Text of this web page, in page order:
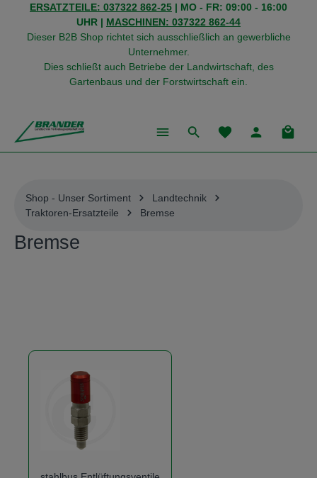
springen
ERSATZTEILE: 037322 862-25 | MO - FR: 09:00 - 16:00
UHR | MASCHINEN: 037322 862-44
Dieser B2B Shop richtet sich ausschließlich an gewerbliche
Unternehmer.
Dies schließt auch Betriebe der Landwirtschaft, des
Gartenbaus und der Forstwirtschaft ein.
Du hast 0
Shop - Unser Sortiment
Landtechnik
Traktoren-Ersatzteile
Bremse
Bremse